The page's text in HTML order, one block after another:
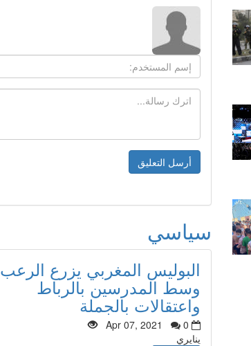
سياسي
البوليس المغربي يزرع الرعب
وسط المدرسين بالرباط
واعتقالات بالجملة
Apr 07, 2021
0
ينايري